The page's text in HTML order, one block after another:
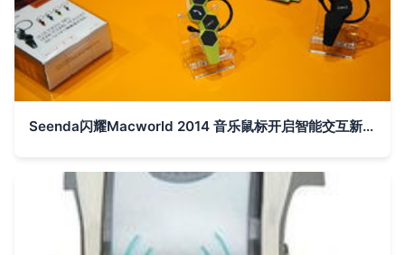
Seenda闪耀Macworld 2014 音乐鼠标开启智能交互新篇章